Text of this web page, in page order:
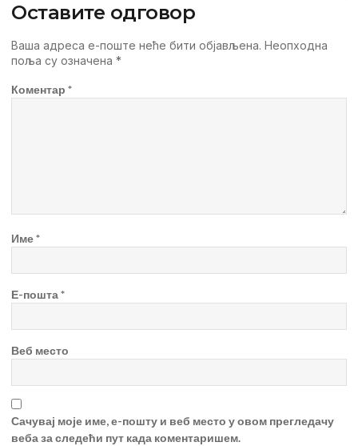
Оставите одговор
Ваша адреса е-поште неће бити објављена. Неопходна
поља су означена *
Коментар *
Име*
Е-пошта*
Веб место
Сачувај моје име, е-пошту и веб место у овом прегледачу
веба за следећи пут када коментаришем.